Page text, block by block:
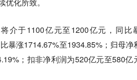
介于1100亿元至1200亿元，同比
暴涨1714.67%至1934.85%；归母净
；扣非净利润为520亿元至580亿